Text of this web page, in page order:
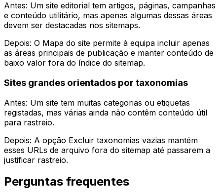
Antes: Um site editorial tem artigos, páginas, campanhas
e conteúdo utilitário, mas apenas algumas dessas áreas
devem ser destacadas nos sitemaps.
Depois: O Mapa do site permite à equipa incluir apenas
as áreas principais de publicação e manter conteúdo de
baixo valor fora do índice do sitemap.
Sites grandes orientados por taxonomias
Antes: Um site tem muitas categorias ou etiquetas
registadas, mas várias ainda não contêm conteúdo útil
para rastreio.
Depois: A opção Excluir taxonomias vazias mantém
esses URLs de arquivo fora do sitemap até passarem a
justificar rastreio.
Perguntas frequentes